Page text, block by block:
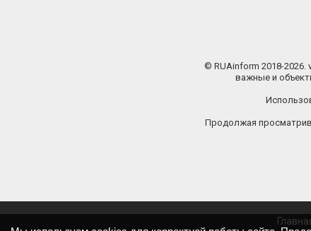
© RUAinform 2018-2026.
важные и
Продолжая